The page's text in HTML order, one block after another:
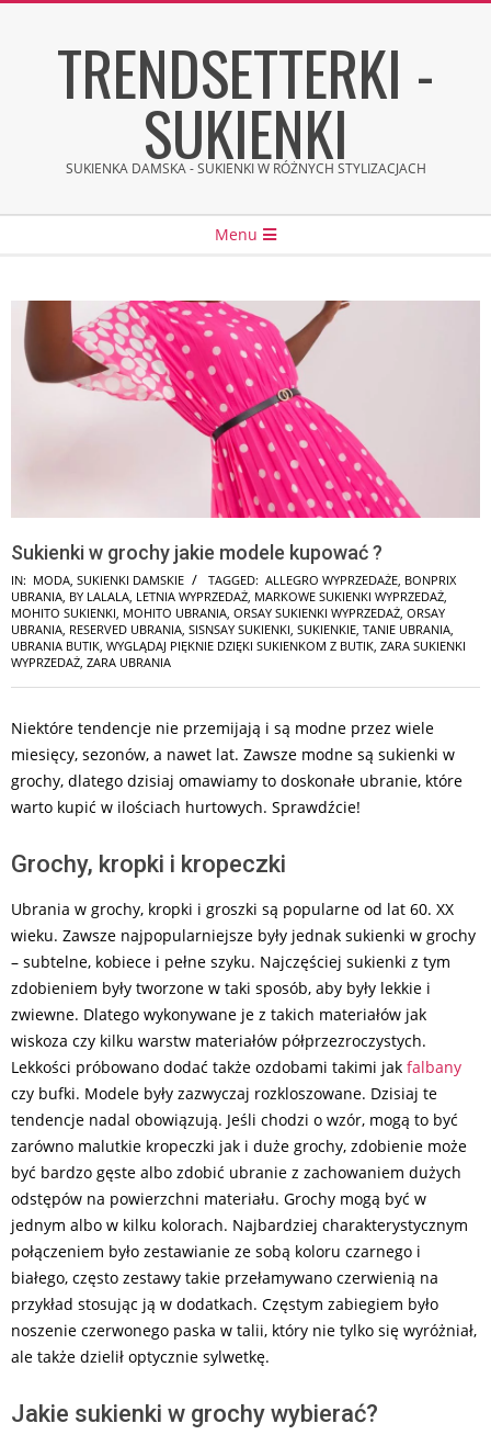
TRENDSETTERKI -
SUKIENKI
SUKIENKA DAMSKA - SUKIENKI W RÓŻNYCH STYLIZACJACH
Menu
Sukienki w grochy jakie modele kupować ?
IN: MODA SUKIENKI DAMSKIE TAGGED: ALLEGRO WYPRZEDAŻE BONPRIX
UBRANIA BY LALALA LETNIA WYPRZEDAŻ MARKOWE SUKIENKI WYPRZEDAŻ
MOHITO SUKIENKI MOHITO UBRANIA ORSAY SUKIENKI WYPRZEDAŻ ORSAY
UBRANIA RESERVED UBRANIA SISNSAY SUKIENKI SUKIENKIE TANIE UBRANIA
UBRANIA BUTIK WYGLĄDAJ PIĘKNIE DZIĘKI SUKIENKOM Z BUTIK ZARA SUKIENKI
WYPRZEDAŻ ZARA UBRANIA
Niektóre tendencje nie przemijają i są modne przez wiele
miesięcy, sezonów, a nawet lat. Zawsze modne są sukienki w
grochy, dlatego dzisiaj omawiamy to doskonałe ubranie, które
warto kupić w ilościach hurtowych. Sprawdźcie!
Grochy, kropki i kropeczki
Ubrania w grochy, kropki i groszki są popularne od lat 60. XX
wieku. Zawsze najpopularniejsze były jednak sukienki w grochy
– subtelne, kobiece i pełne szyku. Najczęściej sukienki z tym
zdobieniem były tworzone w taki sposób, aby były lekkie i
zwiewne. Dlatego wykonywane je z takich materiałów jak
wiskoza czy kilku warstw materiałów półprzezroczystych.
Lekkości próbowano dodać także ozdobami takimi jak falbany
czy bufki. Modele były zazwyczaj rozkloszowane. Dzisiaj te
tendencje nadal obowiązują. Jeśli chodzi o wzór, mogą to być
zarówno malutkie kropeczki jak i duże grochy, zdobienie może
być bardzo gęste albo zdobić ubranie z zachowaniem dużych
odstępów na powierzchni materiału. Grochy mogą być w
jednym albo w kilku kolorach. Najbardziej charakterystycznym
połączeniem było zestawianie ze sobą koloru czarnego i
białego, często zestawy takie przełamywano czerwienią na
przykład stosując ją w dodatkach. Częstym zabiegiem było
noszenie czerwonego paska w talii, który nie tylko się wyróżniał,
ale także dzielił optycznie sylwetkę.
Jakie sukienki w grochy wybierać?